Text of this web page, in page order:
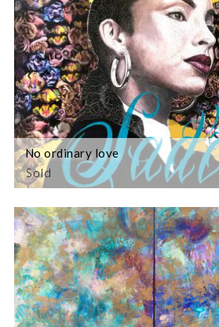
Sold
No ordinary love